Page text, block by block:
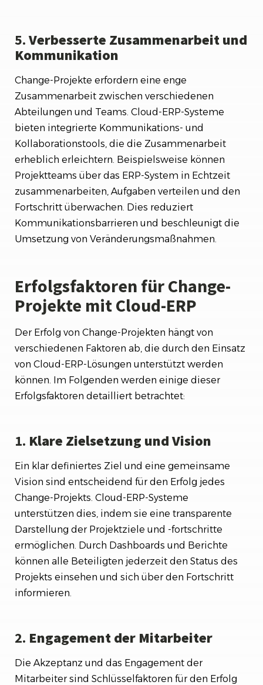
5.Verbesserte Zusammenarbeit und
Kommunikation
Change-Projekte erfordern eine enge
Zusammenarbeit zwischen verschiedenen
Abteilungen und Teams. Cloud-ERP-Systeme
bieten integrierte Kommunikations- und
Kollaborationstools, die die Zusammenarbeit
erheblich erleichtern. Beispielsweise können
Projektteams über das ERP-System in Echtzeit
zusammenarbeiten, Aufgaben verteilen und den
Fortschritt überwachen. Dies reduziert
Kommunikationsbarrieren und beschleunigt die
Umsetzung von Veränderungsmaßnahmen.
Erfolgsfaktoren für Change-
Projekte mit Cloud-ERP
Der Erfolg von Change-Projekten hängt von
verschiedenen Faktoren ab, die durch den Einsatz
von Cloud-ERP-Lösungen unterstützt werden
können. Im Folgenden werden einige dieser
Erfolgsfaktoren detailliert betrachtet:
1. Klare Zielsetzung und Vision
Ein klar definiertes Ziel und eine gemeinsame
Vision sind entscheidend für den Erfolg jedes
Change-Projekts. Cloud-ERP-Systeme
unterstützen dies, indem sie eine transparente
Darstellung der Projektziele und -fortschritte
ermöglichen. Durch Dashboards und Berichte
können alle Beteiligten jederzeit den Status des
Projekts einsehen und sich über den Fortschritt
informieren.
2. Engagement der Mitarbeiter
Die Akzeptanz und das Engagement der
Mitarbeiter sind Schlüsselfaktoren für den Erfolg